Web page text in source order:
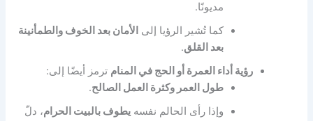
مديونًا.
كما تُشير الرؤيا إلى الأمان بعد الخوف والطمأنينة
بعد القلق.
رؤية أداء العمرة أو الحج في المنام ترمز أيضًا إلى:
طول العمر وكثرة العمل الصالح.
وإذا رأى الحالم نفسهيطوف بالبيت الحرام، دلّ